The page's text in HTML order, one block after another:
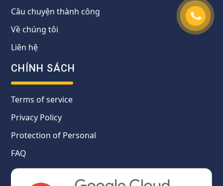
Câu chuyện thành công
Về chúng tôi
Liên hệ
CHÍNH SÁCH
Terms of service
Privacy Policy
Protection of Personal
FAQ